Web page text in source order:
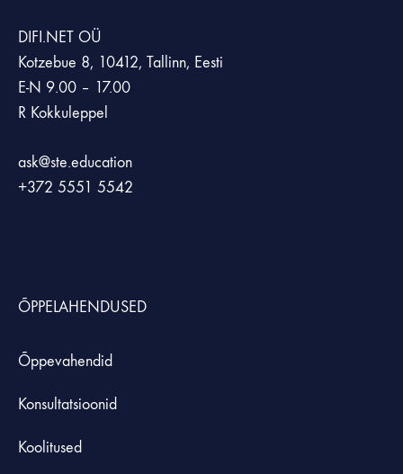
DIFI.NET OÜ
Kotzebue 8, 10412, Tallinn, Eesti
E-N 9.00 – 17.00
R Kokkuleppel
ask@ste.education
+372 5551 5542
ÕPPELAHENDUSED
Õppevahendid
Konsultatsioonid
Koolitused